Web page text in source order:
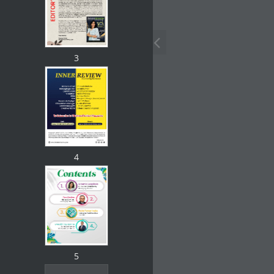
3
4
5